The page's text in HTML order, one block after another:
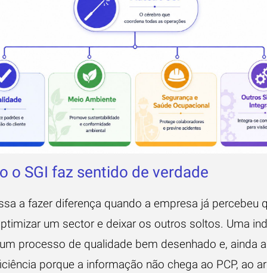
o SGI faz sentido de verdade
a fazer diferença quando a empresa já percebeu
um sector e deixar os outros soltos. Uma
processo de qualidade bem desenhado e, ainda
porque a informação não chega ao PCP, ao